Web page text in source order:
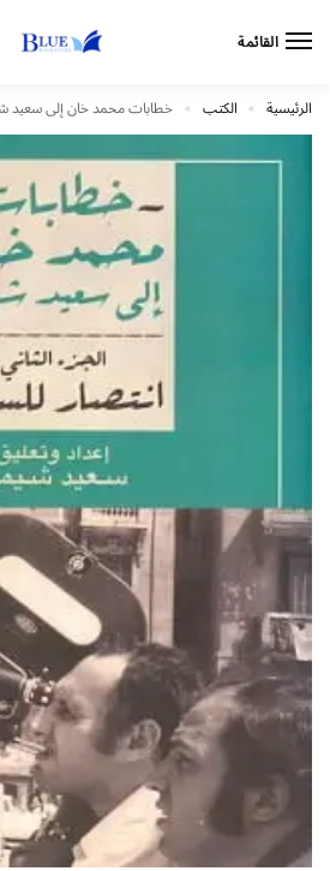
القائمة
الرئيسية » الكتب » خطابات محمد خان إلى سعيد